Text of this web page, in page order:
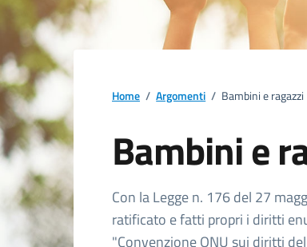
Home / Argomenti / Bambini e ragazzi
Bambini e
Dettagli
Con la Legge n. 176 del 27
ratificato e fatti propri i diritti
"Convenzione ONU sui diritti